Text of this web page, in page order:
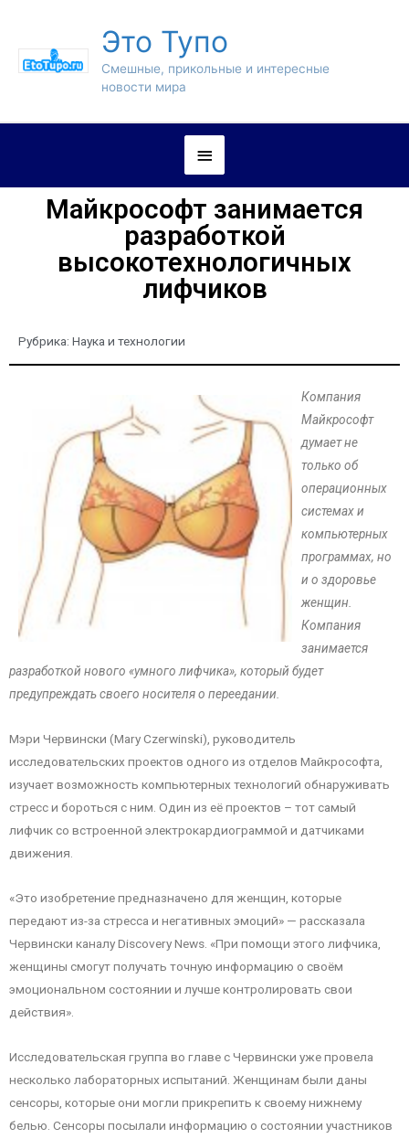
Это Тупо
Смешные, прикольные и интересные
новости мира
Майкрософт занимается
разработкой
высокотехнологичных
лифчиков
Рубрика: Наука и технологии
Компания
Майкрософт
думает не
только об
операционных
системах и
компьютерных
программах, но
и о здоровье
женщин.
Компания
занимается
разработкой нового «умного лифчика», который будет
предупреждать своего носителя о переедании.
Мэри Червински (Mary Czerwinski), руководитель
исследовательских проектов одного из отделов Майкрософта,
изучает возможность компьютерных технологий обнаруживать
стресс и бороться с ним. Один из её проектов – тот самый
лифчик со встроенной электрокардиограммой и датчиками
движения.
«Это изобретение предназначено для женщин, которые
передают из-за стресса и негативных эмоций» — рассказала
Червински каналу Discovery News. «При помощи этого лифчика,
женщины смогут получать точную информацию о своём
эмоциональном состоянии и лучше контролировать свои
действия».
Исследовательская группа во главе с Червински уже провела
несколько лабораторных испытаний. Женщинам были даны
сенсоры, которые они могли прикрепить к своему нижнему
белью. Сенсоры посылали информацию о состоянии участников